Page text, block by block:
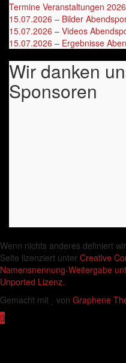
Termine Veranstaltungen 2026
15.07.2026 – Bilder
15.07.2026 – Videos
15.07.2026 – Ergebnisse
Wir danken
Sponsoren
Wenn nichts anderes definiert
Seite lizenziert unter Creative
Namensnennung-Weitergabe
Unported Lizenz.
Gemacht mit
von Graphene